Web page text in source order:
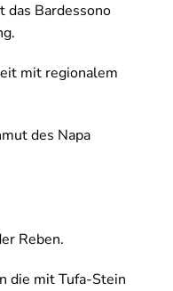
das Bardessono
mit regionalem
des Napa
Reben.
die mit Tufa-Stein